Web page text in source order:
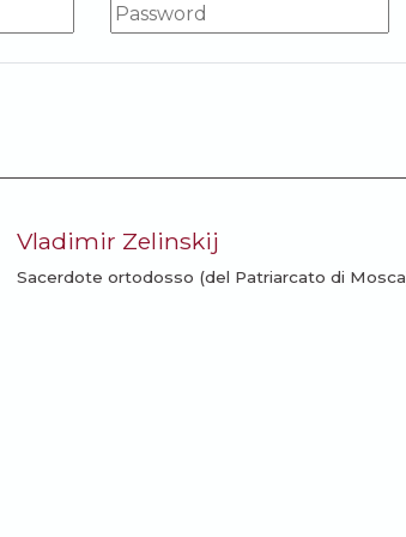
Vladimir Zelinskij
Sacerdote ortodosso (del Patriarcato di